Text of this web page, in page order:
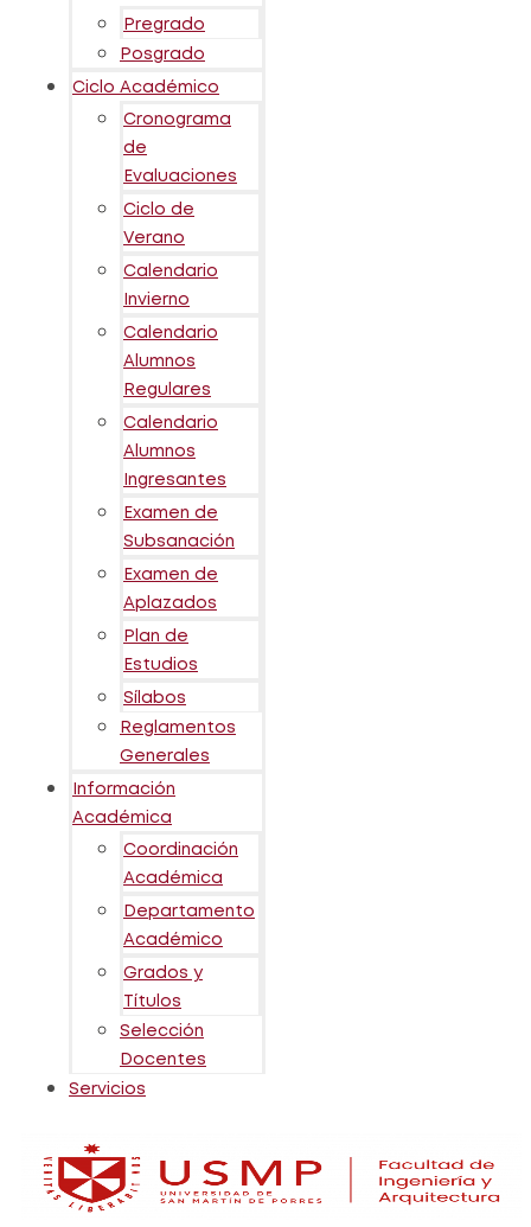
Pregrado
Posgrado
Ciclo Académico
Cronograma
de
Evaluaciones
Ciclo de
Verano
Calendario
Invierno
Calendario
Alumnos
Regulares
Calendario
Alumnos
Ingresantes
Examen de
Subsanación
Examen de
Aplazados
Plan de
Estudios
Sílabos
Reglamentos
Generales
Información
Académica
Coordinación
Académica
Departamento
Académico
Grados y
Títulos
Selección
Docentes
Servicios